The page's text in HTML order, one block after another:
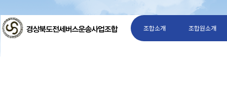
조합소개 조합원소개